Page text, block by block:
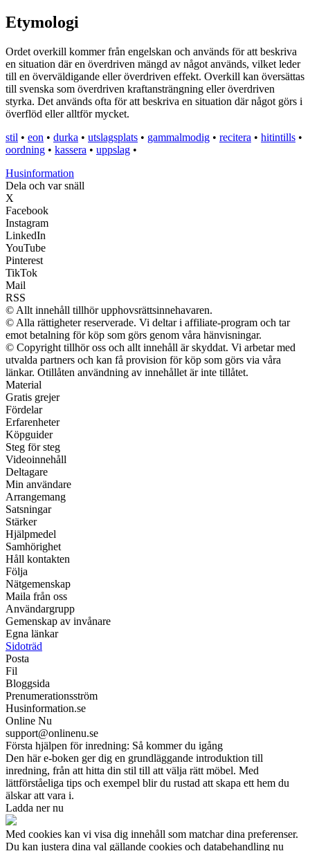
Etymologi
Ordet overkill kommer från engelskan och används för att beskriva
en situation där en överdriven mängd av något används, vilket leder
till en överväldigande eller överdriven effekt. Overkill kan översättas
till svenska som överdriven kraftansträngning eller överdriven
styrka. Det används ofta för att beskriva en situation där något görs i
överflöd eller alltför mycket.
stil • eon • durka • utslagsplats • gammalmodig • recitera • hitintills •
oordning • kassera • uppslag •
Husinformation
Dela och var snäll
X
Facebook
Instagram
LinkedIn
YouTube
Pinterest
TikTok
Mail
RSS
© Allt innehåll tillhör upphovsrättsinnehavaren.
© Alla rättigheter reserverade. Vi deltar i affiliate-program och tar
emot betalning för köp som görs genom våra hänvisningar.
© Copyright tillhör oss och allt innehåll är skyddat. Vi arbetar med
utvalda partners och kan få provision för köp som görs via våra
länkar. Otillåten användning av innehållet är inte tillåtet.
Material
Gratis grejer
Fördelar
Erfarenheter
Köpguider
Steg för steg
Videoinnehåll
Deltagare
Min användare
Arrangemang
Satsningar
Stärker
Hjälpmedel
Samhörighet
Håll kontakten
Följa
Nätgemenskap
Maila från oss
Användargrupp
Gemenskap av invånare
Egna länkar
Sidoträd
Posta
Fil
Bloggsida
Prenumerationsström
Husinformation.se
Online Nu
support@onlinenu.se
Första hjälpen för inredning: Så kommer du igång
Den här e-boken ger dig en grundläggande introduktion till
inredning, från att hitta din stil till att välja rätt möbel. Med
lättförståeliga tips och exempel blir du rustad att skapa ett hem du
älskar att vara i.
Ladda ner nu
Med cookies kan vi visa dig innehåll som matchar dina preferenser.
Du kan justera dina val gällande cookies och databehandling nu